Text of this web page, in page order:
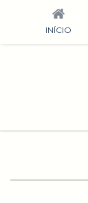
INÍCIO